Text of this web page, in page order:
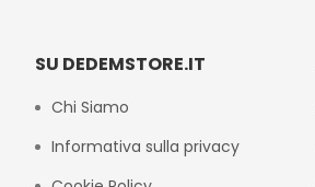
SU DEDEMSTORE.IT
Chi Siamo
Informativa sulla privacy